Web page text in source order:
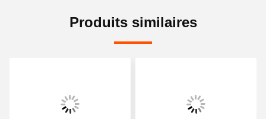
Produits similaires